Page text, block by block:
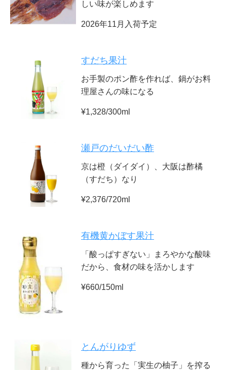
しい味が楽しめます
2026年11月入荷予定
すだち果汁
お手製のポン酢を作れば、鍋がお料
理屋さんの味になる
¥1,328/300ml
瀬戸のだいだい酢
京は橙（ダイダイ）、大阪は酢橘
（すだち）なり
¥2,376/720ml
有機黄かぼす果汁
「酸っぱすぎない」まろやかな酸味
だから、食材の味を活かします
¥660/150ml
とんがりゆず
種から育った「実生の柚子」を搾る